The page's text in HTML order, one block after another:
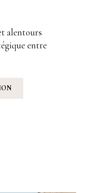
alentours
entre